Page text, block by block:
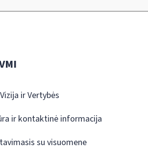
ir Vertybės
ir kontaktinė informacija
su visuomene